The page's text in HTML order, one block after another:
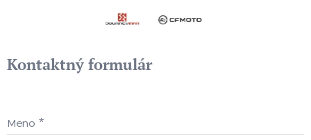
Kontaktný formulár
Meno